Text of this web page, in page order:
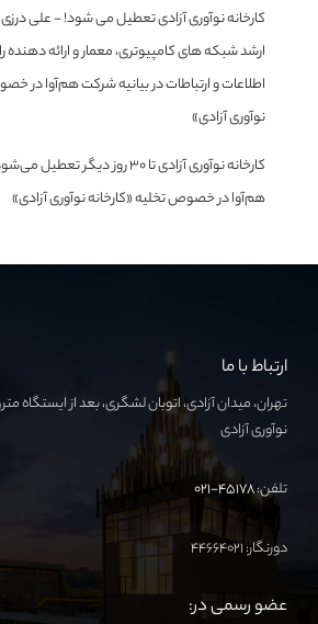
کارخانه نوآوری آزادی تعطیل می شود! - علی
ارشد شبکه های کامپیوتری، معمار و ارائه دهنده
اطلاعات و ارتباطاتدربیانیه شرکت هم‌آوا در
نوآوری آزادی»
کارخانه نوآوری آزادی تا ۳۰ روز دیگر تعطیل می‌شود
هم‌آوا در خصوص تخلیه «کارخانه نوآوری آزادی»
ارتباط با ما
نوآوری آزادی
تلفن:۴۵۱۷۸-۰۲۱
دورنگار: ۴۴۶۶۴۰۲۱
عضو رسمی در: